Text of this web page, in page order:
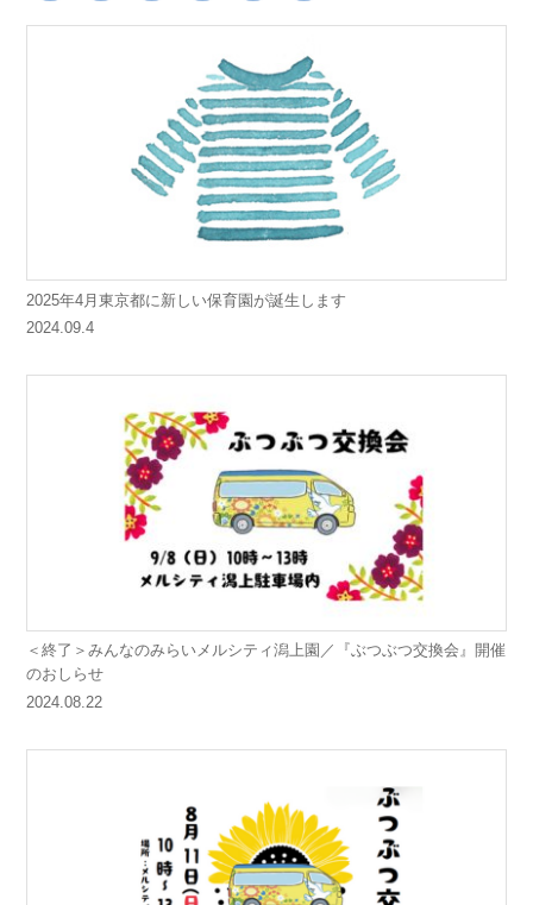
2025年4月東京都に新しい保育園が誕生します
2024.09.4
＜終了＞みんなのみらいメルシティ潟上園／『ぶつぶつ交換会』開催
のおしらせ
2024.08.22